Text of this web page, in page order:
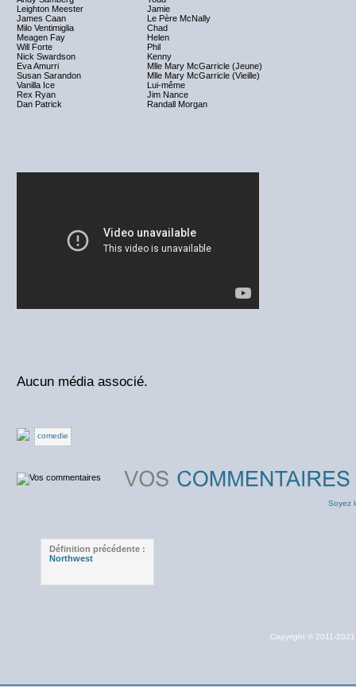
Leighton Meester
Jamie
James Caan
Le Père McNally
Milo Ventimiglia
Chad
Meagen Fay
Helen
Will Forte
Phil
Nick Swardson
Kenny
Eva Amurri
Mlle Mary McGarricle (Jeune)
Susan Sarandon
Mlle Mary McGarricle (Vieille)
Vanilla Ice
Lui-même
Rex Ryan
Jim Nance
Dan Patrick
Randall Morgan
Aucun média associé.
comedie
Soyez
Définition précédente :
Northwest
Copyright © 2011-